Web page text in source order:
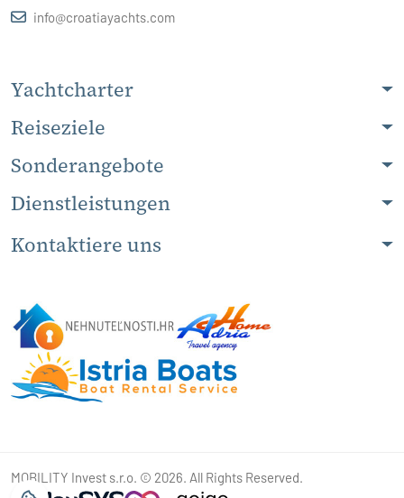
info@croatiayachts.com
Yachtcharter
Reiseziele
Sonderangebote
Dienstleistungen
Kontaktiere uns
MOBILITY Invest s.r.o. © 2026. All Rights Reserved.